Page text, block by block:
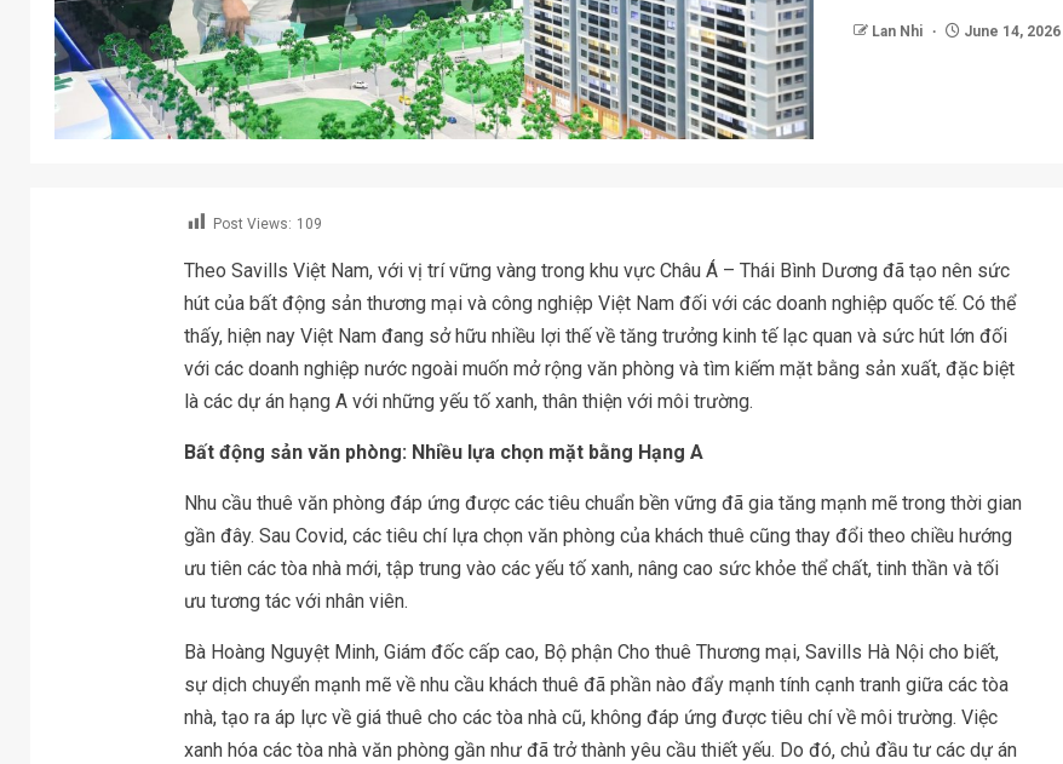
Lan Nhi June 14, 2026
Post Views: 109
Theo Savills Việt Nam, với vị trí vững vàng trong khu vực Châu Á – Thái Bình Dương đã tạo nên sức
hút của bất động sản thương mại và công nghiệp Việt Nam đối với các doanh nghiệp quốc tế. Có thể
thấy, hiện nay Việt Nam đang sở hữu nhiều lợi thế về tăng trưởng kinh tế lạc quan và sức hút lớn đối
với các doanh nghiệp nước ngoài muốn mở rộng văn phòng và tìm kiếm mặt bằng sản xuất, đặc biệt
là các dự án hạng A với những yếu tố xanh, thân thiện với môi trường.
Bất động sản văn phòng: Nhiều lựa chọn mặt bằng Hạng A
Nhu cầu thuê văn phòng đáp ứng được các tiêu chuẩn bền vững đã gia tăng mạnh mẽ trong thời gian
gần đây. Sau Covid, các tiêu chí lựa chọn văn phòng của khách thuê cũng thay đổi theo chiều hướng
ưu tiên các tòa nhà mới, tập trung vào các yếu tố xanh, nâng cao sức khỏe thể chất, tinh thần và tối
ưu tương tác với nhân viên.
Bà Hoàng Nguyệt Minh, Giám đốc cấp cao, Bộ phận Cho thuê Thương mại, Savills Hà Nội cho biết,
sự dịch chuyển mạnh mẽ về nhu cầu khách thuê đã phần nào đẩy mạnh tính cạnh tranh giữa các tòa
nhà, tạo ra áp lực về giá thuê cho các tòa nhà cũ, không đáp ứng được tiêu chí về môi trường. Việc
xanh hóa các tòa nhà văn phòng gần như đã trở thành yêu cầu thiết yếu. Do đó, chủ đầu tư các dự án